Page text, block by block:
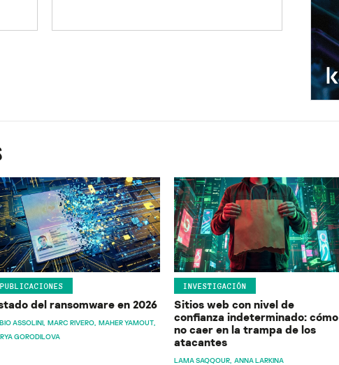
PUBLICACIONES
del ransomware en 2026
ASSOLINI MARC RIVERO MAHER YAMOUT
GORODILOVA
INVESTIGACIÓN
Sitios web con nivel de
confianza indeterminado: cómo
no caer en la trampa de los
atacantes
LAMA SAQQOUR ANNA LARKINA